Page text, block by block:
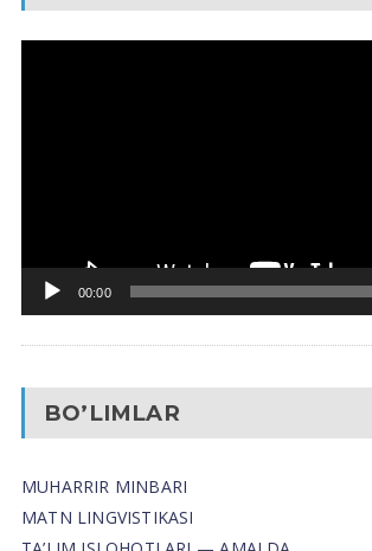
00:00
BO’LIMLAR
MUHARRIR MINBARI
MATN LINGVISTIKASI